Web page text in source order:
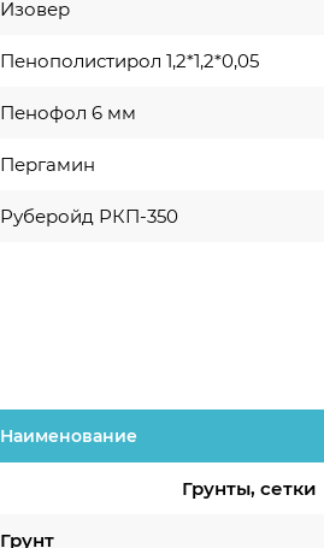
Изовер
Пенополистирол 1,2*1,2*0,05
Пенофол 6 мм
Пергамин
Руберойд РКП-350
Наименование
Грунты, сетки
Грунт